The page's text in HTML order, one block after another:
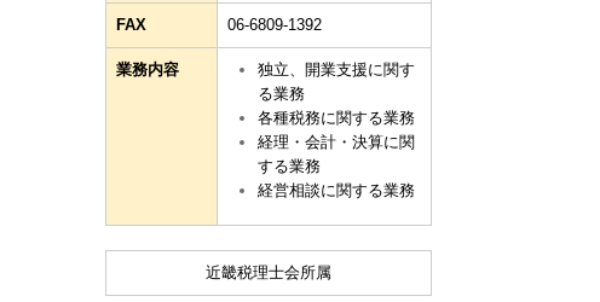
FAX 06-6809-1392
業務内容
独立、開業支援に関す
る業務
各種税務に関する業務
経理・会計・決算に関
する業務
経営相談に関する業務
近畿税理士会所属